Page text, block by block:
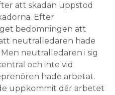
att skadan uppstod
Efter
bedömningen att
neutralledaren hade
neutralledaren i sig
och inte vid
hade arbetat.
uppkommit där arbetet